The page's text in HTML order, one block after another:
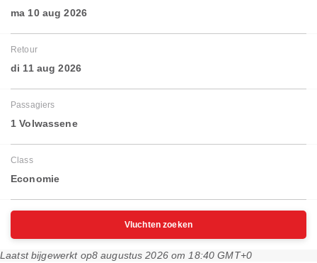
ma 10 aug 2026
Retour
di 11 aug 2026
Passagiers
1 Volwassene
Class
Economie
Vluchten zoeken
Laatst bijgewerkt op8 augustus 2026 om 18:40 GMT+0